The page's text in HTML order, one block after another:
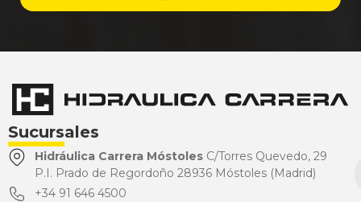
Sucursales
Hidráulica Carrera MóstolesC/Torres Quevedo, 29
P.I. Prado de Regordoño 28936 Móstoles (Madrid)
+34 91 646 4500